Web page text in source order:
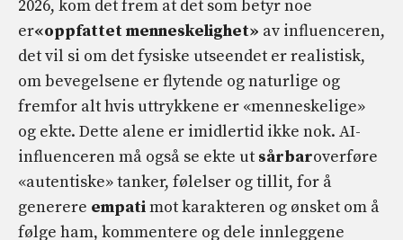
2026, kom det frem at det som betyr noe
er«oppfattet menneskelighet» av influenceren,
det vil si om det fysiske utseendet er realistisk,
om bevegelsene er flytende og naturlige og
fremfor alt hvis uttrykkene er «menneskelige»
og ekte. Dette alene er imidlertid ikke nok. AI-
influenceren må også se ekte ut sårbaroverføre
«autentiske» tanker, følelser og tillit, for å
generere empatimot karakteren og ønsket om å
følge ham, kommentere og dele innleggene